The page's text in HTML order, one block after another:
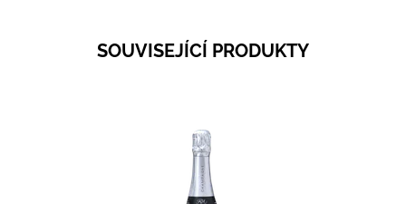
SOUVISEJÍCÍ PRODUKTY
ROGER MANCEAUX Blanc de Blancs Premier Cru
Magnum: 100% Chardonnay. Vůně máty, jablek a
briošek. Čisté, svěží šampaňské s minerálním